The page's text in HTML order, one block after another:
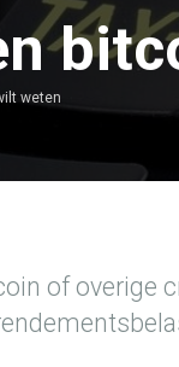
weten
of overige